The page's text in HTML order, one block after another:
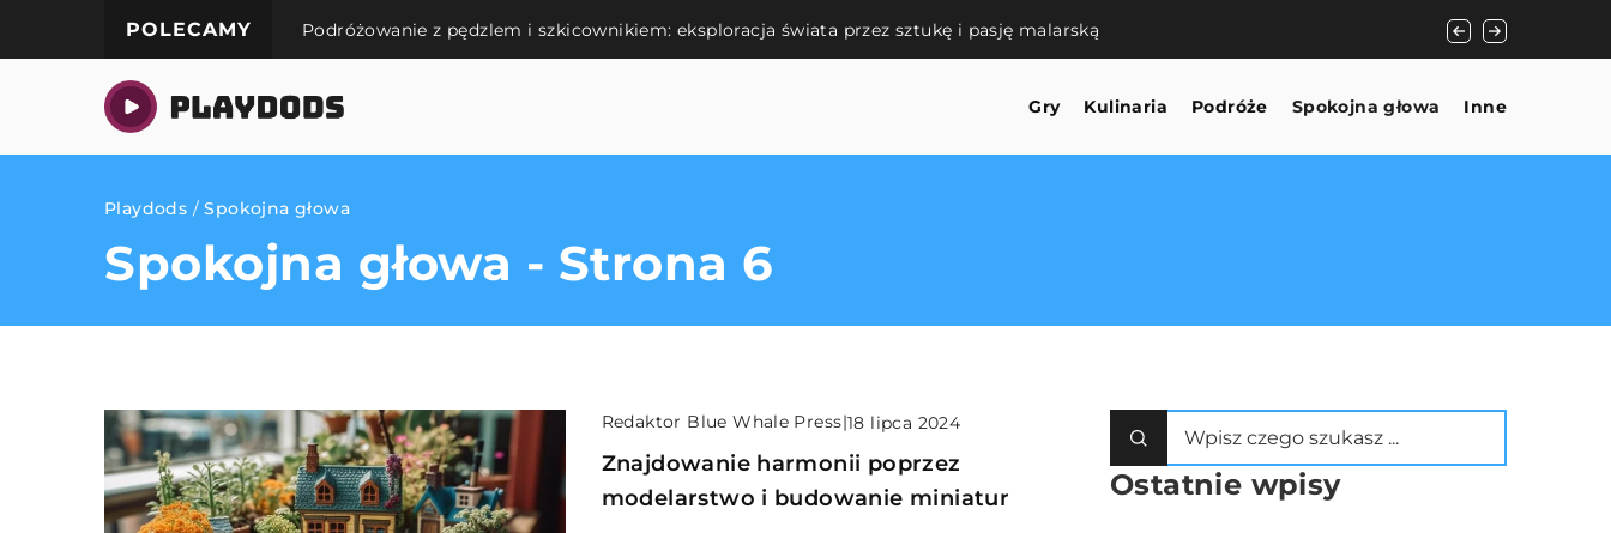
POLECAMY Podróżowanie z pędzlem i szkicownikiem: eksploracja świata przez sztukę i pasję malarską Znajdowanie
Gry Kulinaria Podróże Spokojna głowa Inne
Playdods /Spokojna głowa
Spokojna głowa - Strona 6
Redaktor Blue Whale Press|18 lipca 2024
Znajdowanie harmonii poprzez
modelarstwo i budowanie miniatur
Ostatnie wpisy